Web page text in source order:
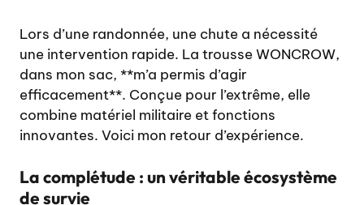
Lors d’une randonnée, une chute a nécessité
une intervention rapide. La trousse WONCROW,
dans mon sac, **m’a permis d’agir
efficacement**. Conçue pour l’extrême, elle
combine matériel militaire et fonctions
innovantes. Voici mon retour d’expérience.
La complétude : un véritable écosystème
de survie